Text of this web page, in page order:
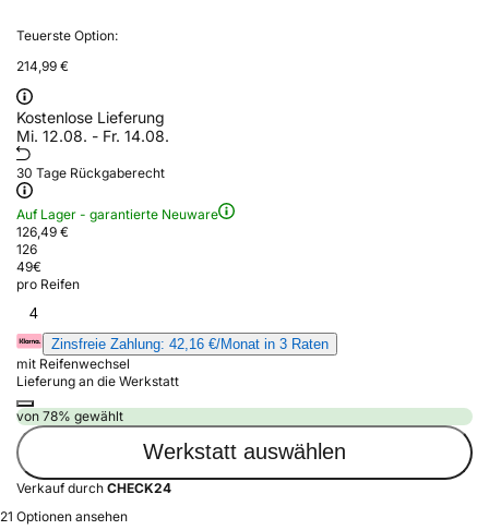
Teuerste Option:
214,99 €
Kostenlose Lieferung
Mi. 12.08. - Fr. 14.08.
30 Tage Rückgaberecht
Auf Lager - garantierte Neuware
126,49 €
126
49€
pro Reifen
4
Zinsfreie Zahlung: 42,16 €/Monat in 3 Raten
mit Reifenwechsel
Lieferung an die Werkstatt
von 78% gewählt
Werkstatt auswählen
Verkauf durch CHECK24
21 Optionen ansehen